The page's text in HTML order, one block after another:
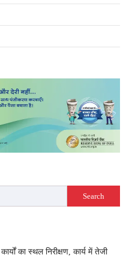
Search
का स्थल निरीक्षण, कार्य में तेजी